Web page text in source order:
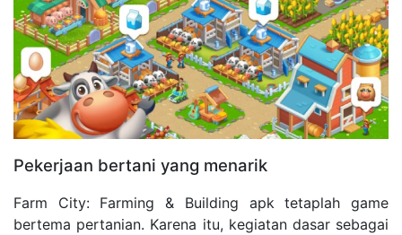
Pekerjaan bertani yang menarik
Farm City: Farming & Building apk tetaplah game
bertema pertanian. Karena itu, kegiatan dasar sebagai